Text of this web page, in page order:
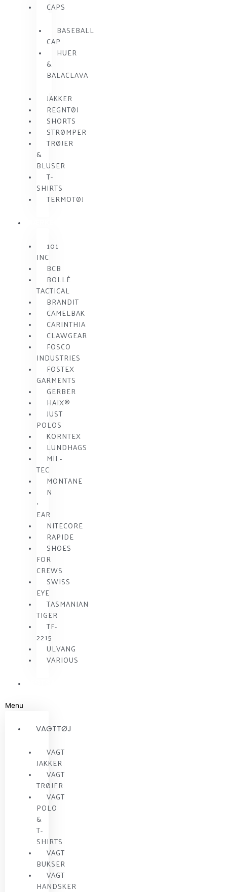
CAPS
BASEBALL
CAP
HUER
&
BALACLAVA
JAKKER
REGNTØJ
SHORTS
STRØMPER
TRØJER
&
BLUSER
T-
SHIRTS
TERMOTØJ
101
INC
BCB
BOLLÉ
TACTICAL
BRANDIT
CAMELBAK
CARINTHIA
CLAWGEAR
FOSCO
INDUSTRIES
FOSTEX
GARMENTS
GERBER
HAIX®
JUST
POLOS
KORNTEX
LUNDHAGS
MIL-
TEC
MONTANE
N
•
EAR
NITECORE
RAPIDE
SHOES
FOR
CREWS
SWISS
EYE
TASMANIAN
TIGER
TF-
2215
ULVANG
VARIOUS
Menu
VAGTTØJ
VAGT
JAKKER
VAGT
TRØJER
VAGT
POLO
&
T-
SHIRTS
VAGT
BUKSER
VAGT
HANDSKER